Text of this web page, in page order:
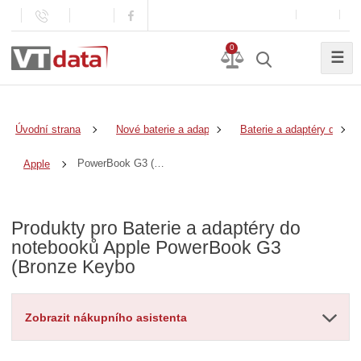
0
☰
Úvodní strana Nové baterie a adaptéry Baterie a adaptéry do
Apple PowerBook G3 (Bronze Keybo
Produkty pro Baterie a adaptéry do
notebooků Apple PowerBook G3
(Bronze Keybo
Zobrazit nákupního asistenta